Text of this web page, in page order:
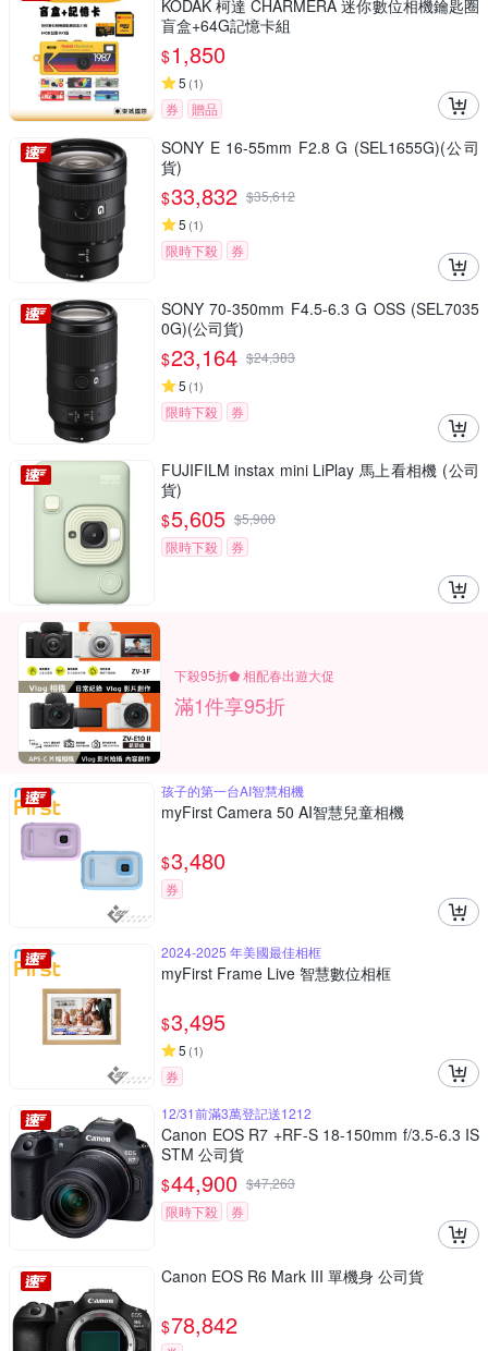
KODAK 柯達 CHARMERA 迷你數位相機鑰匙圈
盲盒+64G記憶卡組
$1,850
5 (1)
券 贈品
SONY E 16-55mm F2.8 G (SEL1655G)(公司
貨)
$33,832 $35,612
5 (1)
限時下殺 券
SONY 70-350mm F4.5-6.3 G OSS (SEL7035
0G)(公司貨)
$23,164 $24,383
5 (1)
限時下殺 券
FUJIFILM instax mini LiPlay 馬上看相機 (公司
貨)
$5,605 $5,900
限時下殺
券
下殺95折⬟ 相配春出遊大促
滿1件享95折
孩子的第一台AI智慧相機
myFirst Camera 50 AI智慧兒童相機
$3,480
券
2024-2025 年美國最佳相框
myFirst Frame Live 智慧數位相框
$3,495
5 (1)
券
12/31前滿3萬登記送1212
Canon EOS R7 +RF-S 18-150mm f/3.5-6.3 IS
STM 公司貨
$44,900 $47,263
限時下殺
券
Canon EOS R6 Mark III 單機身 公司貨
$78,842